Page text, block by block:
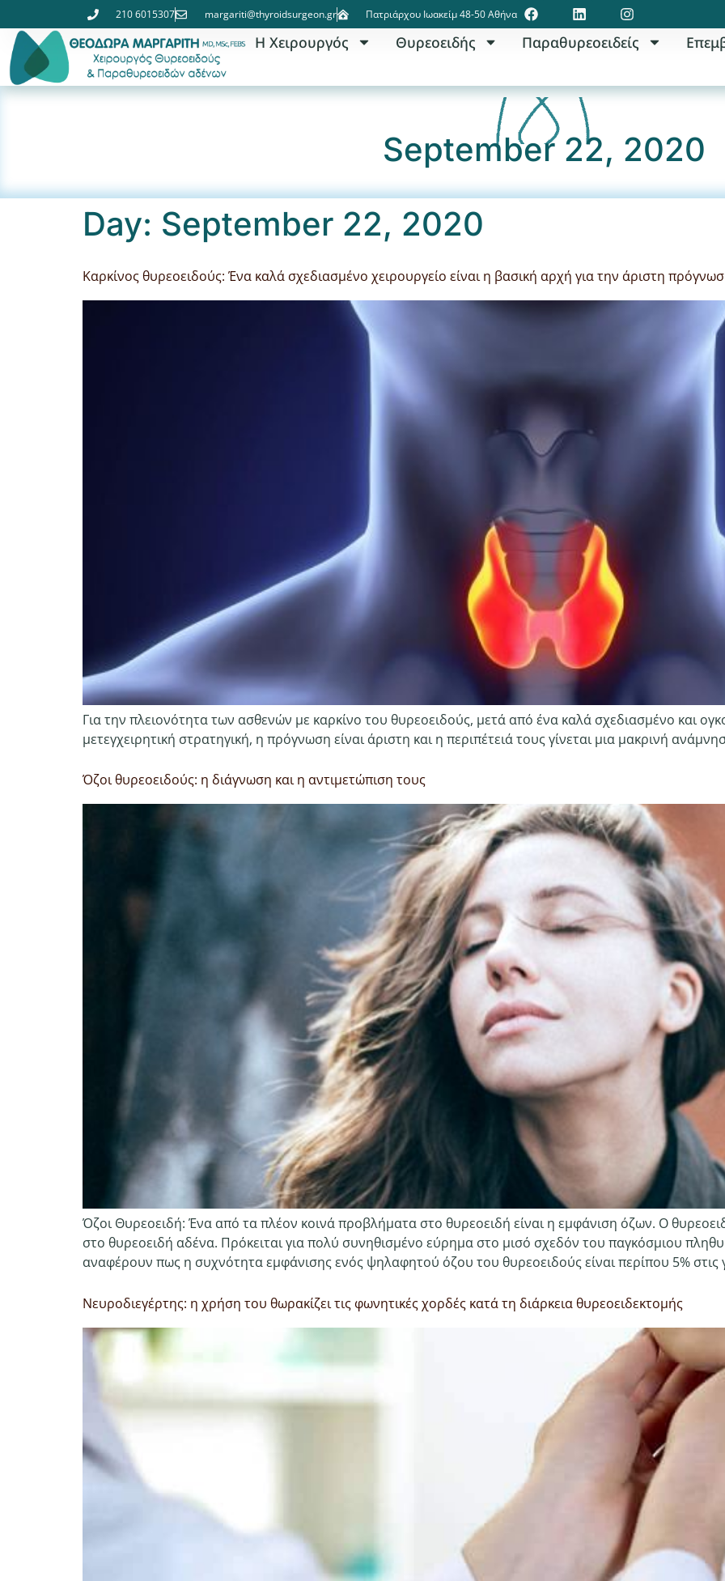
210 6015307 margariti@thyroidsurgeon.gr Πατριάρχου Ιωακείμ 48-50 Αθήνα
Η Χειρουργός Θυρεοειδής Παραθυρεοειδείς
September 22, 2020
Day: September 22, 2020
Καρκίνος θυρεοειδούς: Ένα καλά σχεδιασμένο χειρουργείο είναι η βασική αρχή για την άριστη
Για την πλειονότητα των ασθενών με καρκίνο του θυρεοειδούς, μετά από ένα καλά σχεδιασμένο και
μετεγχειρητική στρατηγική, η πρόγνωση είναι άριστη και η περιπέτειά τους γίνεται μια μακρινή
Όζοι θυρεοειδούς: η διάγνωση και η αντιμετώπιση τους
Όζοι Θυρεοειδή: Ένα από τα πλέον κοινά προβλήματα στο θυρεοειδή είναι η εμφάνιση όζων. Ο
στο θυρεοειδή αδένα. Πρόκειται για πολύ συνηθισμένο εύρημα στο μισό σχεδόν του παγκόσμιου
αναφέρουν πως η συχνότητα εμφάνισης ενός ψηλαφητού όζου του θυρεοειδούς είναι περίπου 5% στις
Νευροδιεγέρτης: η χρήση του θωρακίζει τις φωνητικές χορδές κατά τη διάρκεια θυρεοειδεκτομής